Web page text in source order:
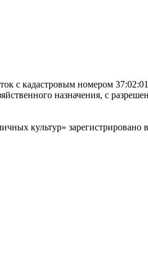
с кадастровым номером
назначения, с
культур» зарегистрировано